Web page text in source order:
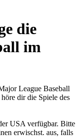
die
im
League Baseball
dir die Spiele des
USA verfügbar. Bitte
erwischst. aus, falls